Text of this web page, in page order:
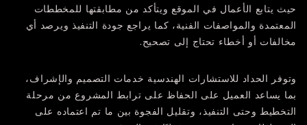
حيث يتابع الأعمال في الموقع ويتأكد من مطابقتها للمخططات
المعتمدة والمواصفات الفنية، كما يراجع جودة التنفيذ ويرصد أي
مخالفات أو أخطاء تحتاج إلى تصحيح.
وتوفر الحداد للاستشارات الهندسية خدمات التصميم والإشراف،
بما يساعد العميل على الحفاظ على ترابط المشروع من مرحلة
التخطيط وحتى التنفيذ، وتقليل الفجوة بين ما تم اعتماده على